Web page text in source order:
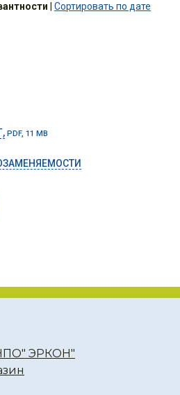
Сортировать по дате
PDF, 11 MB
ЭРКОН"